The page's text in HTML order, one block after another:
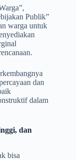
Publik”
warga untuk
dan
dalam
dan
bisa